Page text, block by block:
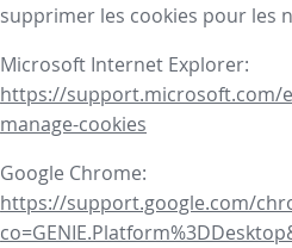
supprimer les cookies pour les
Microsoft Internet Explorer:
https://support.microsoft.com/
manage-cookies
Google Chrome:
https://support.google.com/